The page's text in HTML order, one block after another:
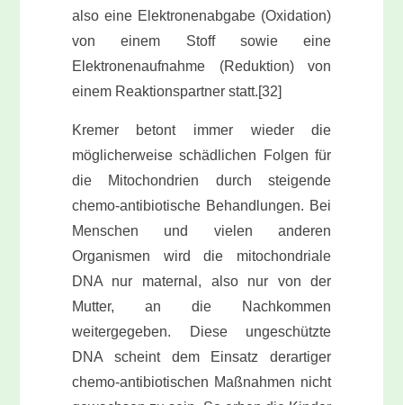
also eine Elektronenabgabe (Oxidation)
von einem Stoff sowie eine
Elektronenaufnahme (Reduktion) von
einem Reaktionspartner statt.[32]
Kremer betont immer wieder die
möglicherweise schädlichen Folgen für
die Mitochondrien durch steigende
chemo-antibiotische Behandlungen. Bei
Menschen und vielen anderen
Organismen wird die mitochondriale
DNA nur maternal, also nur von der
Mutter, an die Nachkommen
weitergegeben. Diese ungeschützte
DNA scheint dem Einsatz derartiger
chemo-antibiotischen Maßnahmen nicht